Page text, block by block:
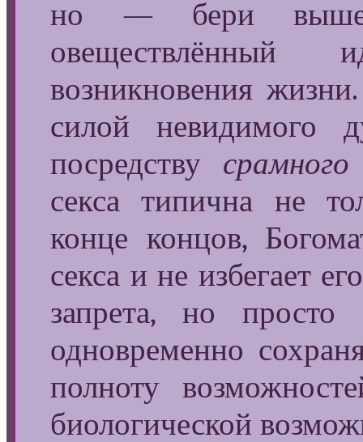
но — бери
овеществлённый
возникновения
силой невидимого
посредству срамного
секса типична не
конце концов,
секса и не избегает
запрета, но
одновременно
полноту
биологической